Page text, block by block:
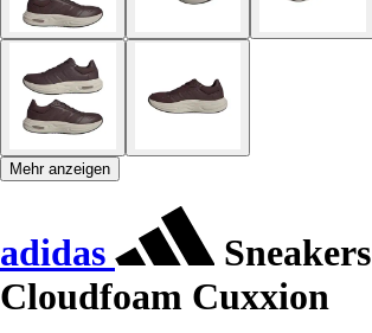
Mehr anzeigen
adidas
Sneakers
Cloudfoam Cuxxion